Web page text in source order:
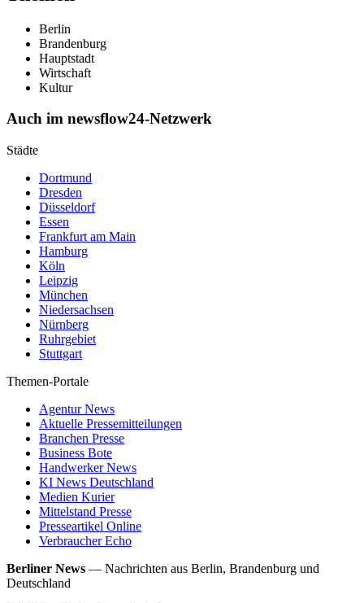
Berlin
Brandenburg
Hauptstadt
Wirtschaft
Kultur
Auch im newsflow24-Netzwerk
Städte
Dortmund
Dresden
Düsseldorf
Essen
Frankfurt am Main
Hamburg
Köln
Leipzig
München
Niedersachsen
Nürnberg
Ruhrgebiet
Stuttgart
Themen-Portale
Agentur News
Aktuelle Pressemitteilungen
Branchen Presse
Business Bote
Handwerker News
KI News Deutschland
Medien Kurier
Mittelstand Presse
Presseartikel Online
Verbraucher Echo
Berliner News — Nachrichten aus Berlin, Brandenburg und
Deutschland